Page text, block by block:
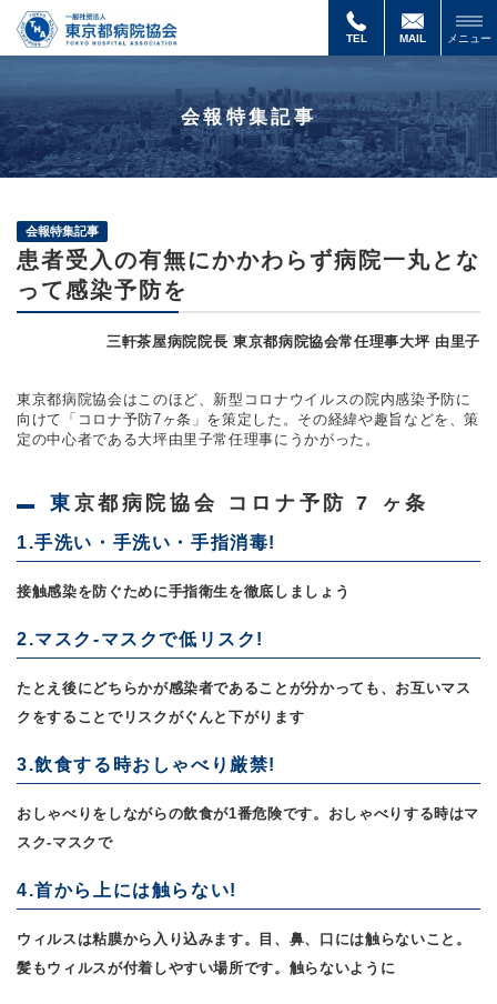
TEL MAIL メニュー
会報特集記事
会報特集記事
患者受入の有無にかかわらず病院一丸とな
って感染予防を
三軒茶屋病院院長 東京都病院協会常任理事大坪 由里子
東京都病院協会はこのほど、新型コロナウイルスの院内感染予防に
向けて「コロナ予防7ヶ条」を策定した。その経緯や趣旨などを、策
定の中心者である大坪由里子常任理事にうかがった。
東京都病院協会 コロナ予防 7 ヶ条
1.手洗い・手洗い・手指消毒!
接触感染を防ぐために手指衛生を徹底しましょう
2.マスク-マスクで低リスク!
たとえ後にどちらかが感染者であることが分かっても、お互いマス
クをすることでリスクがぐんと下がります
3.飲食する時おしゃべり厳禁!
おしゃべりをしながらの飲食が1番危険です。おしゃべりする時はマ
スク-マスクで
4.首から上には触らない!
ウィルスは粘膜から入り込みます。目、鼻、口には触らないこと。
髪もウィルスが付着しやすい場所です。触らないように